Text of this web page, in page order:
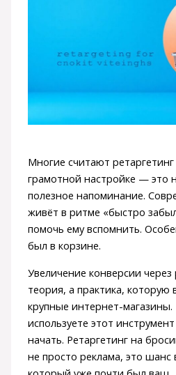
Многие считают
грамотной настройке — это
полезное напоминание.
живёт в ритме «быстро
помочь ему вспомнить.
был в корзине.
Увеличение конверсии
теория, а практика, которую
крупные интернет-
используете этот
начать. Ретаргетинг на
не просто реклама, это шанс